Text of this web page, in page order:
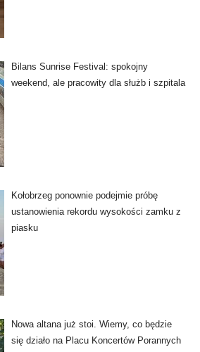
Bilans Sunrise Festival: spokojny
weekend, ale pracowity dla służb i szpitala
Kołobrzeg ponownie podejmie próbę
ustanowienia rekordu wysokości zamku z
piasku
Nowa altana już stoi. Wiemy, co będzie
się działo na Placu Koncertów Porannych